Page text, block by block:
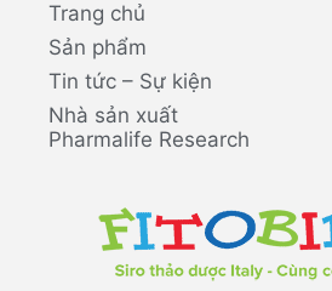
Trang chủ
Sản phẩm
Tin tức – Sự kiện
Nhà sản xuất
Pharmalife Research